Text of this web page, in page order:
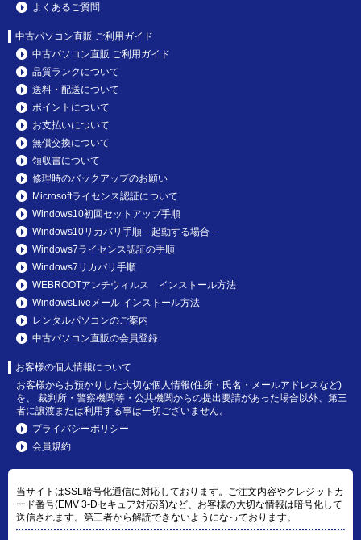
よくあるご質問
中古パソコン直販 ご利用ガイド
中古パソコン直販 ご利用ガイド
品質ランクについて
送料・配送について
ポイントについて
お支払いについて
無償交換について
領収書について
修理時のバックアップのお願い
Microsoftライセンス認証について
Windows10初回セットアップ手順
Windows10リカバリ手順－起動する場合－
Windows7ライセンス認証の手順
Windows7リカバリ手順
WEBROOTアンチウィルス インストール方法
WindowsLiveメール インストール方法
レンタルパソコンのご案内
中古パソコン直販の会員登録
お客様の個人情報について
お客様からお預かりした大切な個人情報(住所・氏名・メールアドレスなど)
を、 裁判所・警察機関等・公共機関からの提出要請があった場合以外、第三
者に譲渡または利用する事は一切ございません。
プライバシーポリシー
会員規約
当サイトはSSL暗号化通信に対応しております。ご注文内容やクレジットカ
ード番号(EMV 3-Dセキュア対応済)など、お客様の大切な情報は暗号化して
送信されます。第三者から解読できないようになっております。